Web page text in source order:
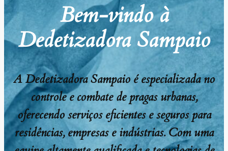
Bem-vindo à
Dedetizadora Sampaio
A Dedetizadora Sampaio é especializada no
controle e combate de pragas urbanas,
oferecendo serviços eficientes e seguros para
residências, empresas e indústrias. Com uma